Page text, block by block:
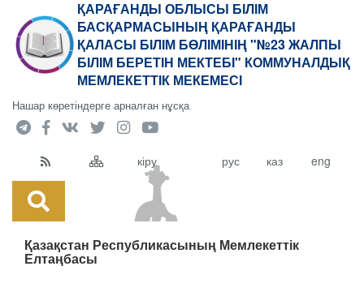
ҚАРАҒАНДЫ ОБЛЫСЫ БІЛІМ
БАСҚАРМАСЫНЫҢ ҚАРАҒАНДЫ
ҚАЛАСЫ БІЛІМ БӨЛІМІНІҢ "№23 ЖАЛПЫ
БІЛІМ БЕРЕТІН МЕКТЕБІ" КОММУНАЛДЫҚ
МЕМЛЕКЕТТІК МЕКЕМЕСІ
Нашар көретіндерге арналған нұсқа
кіру рус каз eng
Қазақстан Республикасының Мемлекеттік
Елтаңбасы